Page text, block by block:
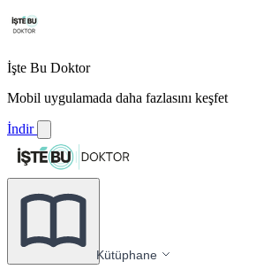
İşte Bu Doktor
Mobil uygulamada daha fazlasını keşfet
İndir
Kütüphane